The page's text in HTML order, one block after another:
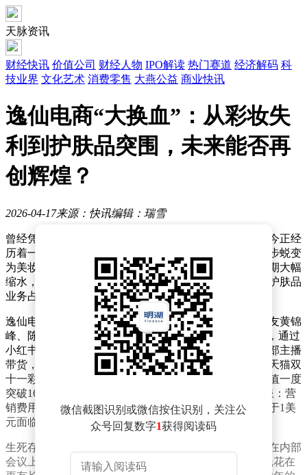
天脉资讯
财经快讯 价值公司 财经人物 IPO解读 热门赛道 经济解码 科
技业界 文化艺术 消费零售 大燕公益 商业快讯
逸仙电商“大换血”：从彩妆失
利到护肤品突围，未来能否再
创辉煌？
2026-04-17来源：快讯编辑：瑞雪
曾经凭借完美日记在彩妆市场掀起风暴的逸仙电商，如今正经
历着一场深刻的转型，从一家依赖流量的网红公司，逐步蜕变
为美妆与护肤品双轮驱动的企业。尽管其市值较上市初期大幅
缩水，但最新财报显示，逸仙电商已实现单季度盈利，护肤品
业务占比首次超越彩妆，成为新的增长引擎。
逸仙电商的崛起堪称现象级。2016年，三位中山大学校友黄锦
峰、陈宇文、吕建华创立公司，以“完美日记”为突破口，通过
小红书、抖音等平台大量投放内容，并联合李佳琦等头部主播
带货，迅速打开市场。2019年，完美日记成为首个登上天猫双
十一彩妆榜首的国货品牌，次年逸仙电商成功上市，市值一度
突破160亿美元。然而，高举高打的流量模式也埋下隐患：营
销费用居高不下，营收却连续三年下滑，股价多次因低于1美
元面临退市风险，市值缩水至不足3亿美元。
生死存亡之际，逸仙电商开始调整战略。创始人黄锦峰在内部
会议上直言：“靠流量堆出来的增长不可持续，必须把钱花在
微信截图识别或微信按住识别，关注公
众号回复数字1获得阅读码